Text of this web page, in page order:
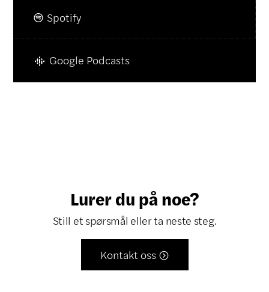
 Spotify
Google Podcasts
Lurer du på noe?
Still et spørsmål eller ta neste steg.
Kontakt oss 